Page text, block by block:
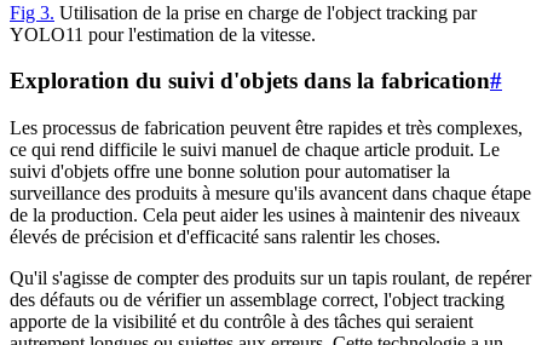
Fig 3. Utilisation de la prise en charge de l'object tracking par
YOLO11 pour l'estimation de la vitesse.
Exploration du suivi d'objets dans la fabrication#
Les processus de fabrication peuvent être rapides et très complexes,
ce qui rend difficile le suivi manuel de chaque article produit. Le
suivi d'objets offre une bonne solution pour automatiser la
surveillance des produits à mesure qu'ils avancent dans chaque étape
de la production. Cela peut aider les usines à maintenir des niveaux
élevés de précision et d'efficacité sans ralentir les choses.
Qu'il s'agisse de compter des produits sur un tapis roulant, de repérer
des défauts ou de vérifier un assemblage correct, l'object tracking
apporte de la visibilité et du contrôle à des tâches qui seraient